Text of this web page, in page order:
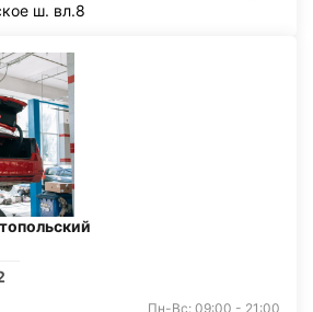
ш. вл.8
Пн-Вс: 09:00 - 21:00